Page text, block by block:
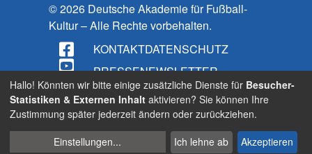
© 2026 Deutsche Akademie für Fußball-
Kultur – Alle Rechte vorbehalten.
KONTAKTDATENSCHUTZ
PRESSENEWSLETTER
IMPRESSUM
BARRIEREFREIHEIT
Suche
Cookies
Hallo! Könnten wir bitte einige zusätzliche Dienste für Besucher-
Statistiken & Externen Inhalt aktivieren? Sie können Ihre
Zustimmung später jederzeit ändern oder zurückziehen.
Einstellungen... Ich lehne ab Akzeptieren